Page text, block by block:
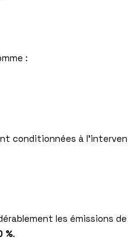
:
conditionnées à
les émissions de
%.